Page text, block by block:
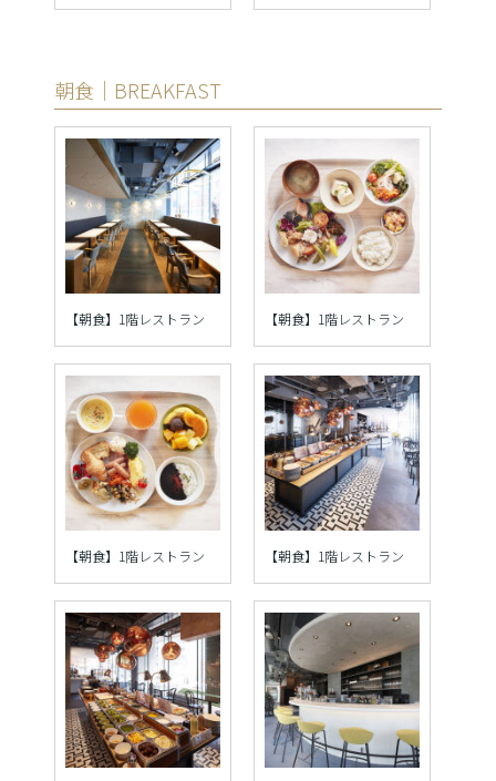
朝食｜BREAKFAST
【朝食】1階レストラン 【朝食】1階レストラン
【朝食】1階レストラン 【朝食】1階レストラン